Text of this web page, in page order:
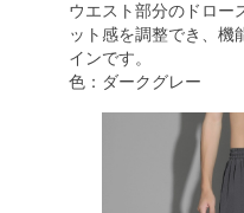
ウエスト部分のドロー
ット感を調整でき、機
インです。
色：ダークグレー